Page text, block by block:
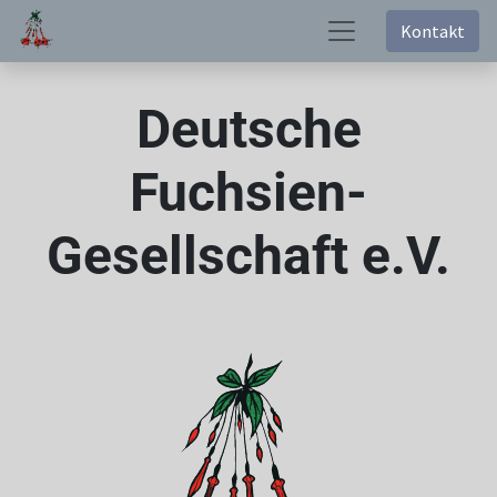
Kontakt
Deutsche
Fuchsien-
Gesellschaft e.V.